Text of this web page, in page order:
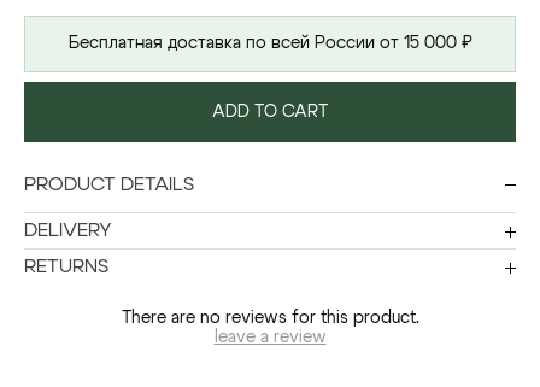
Бесплатная доставка по всей России от 15 000 ₽
ADD TO CART
PRODUCT DETAILS
DELIVERY
RETURNS
There are no reviews for this product.
leave a review